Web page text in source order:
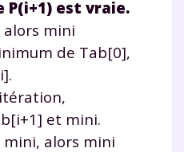
P(i+1) est vraie.
mini
de Tab[0],
.
et mini.
mini, alors mini